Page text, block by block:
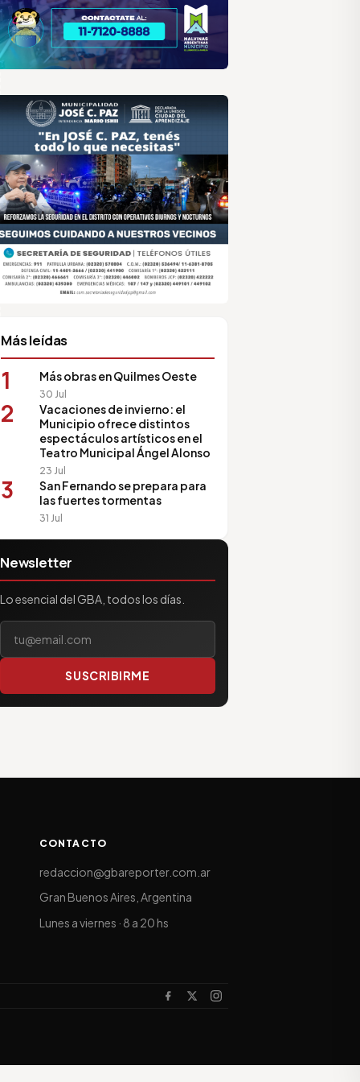
HCD
de Medios Vecinales
Más leídas
1 Más obras en Quilmes Oeste
30 Jul
2
Vacaciones de invierno: el
Municipio ofrece distintos
espectáculos artísticos en el
Teatro Municipal Ángel Alonso
23 Jul
3
San Fernando se prepara para
las fuertes tormentas
31 Jul
Newsletter
Lo esencial del GBA, todos los días.
SUSCRIBIRME
CONTACTO
redaccion@gbareporter.com.ar
Gran Buenos Aires, Argentina
Lunes a viernes · 8 a 20 hs